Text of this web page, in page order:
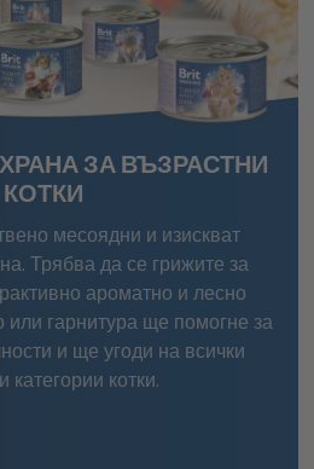
ЗА ВЪЗРАСТНИ
КОТКИ
месоядни и изискват
Трябва да се грижите за
ароматно и лесно
гарнитура ще помогне за
и ще угоди на всички
категории котки.